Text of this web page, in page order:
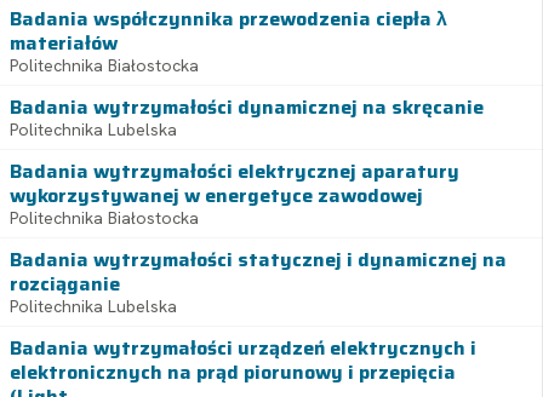
Badania współczynnika przewodzenia ciepła λ
materiałów
Politechnika Białostocka
Badania wytrzymałości dynamicznej na skręcanie
Politechnika Lubelska
Badania wytrzymałości elektrycznej aparatury
wykorzystywanej w energetyce zawodowej
Politechnika Białostocka
Badania wytrzymałości statycznej i dynamicznej na
rozciąganie
Politechnika Lubelska
Badania wytrzymałości urządzeń elektrycznych i
elektronicznych na prąd piorunowy i przepięcia